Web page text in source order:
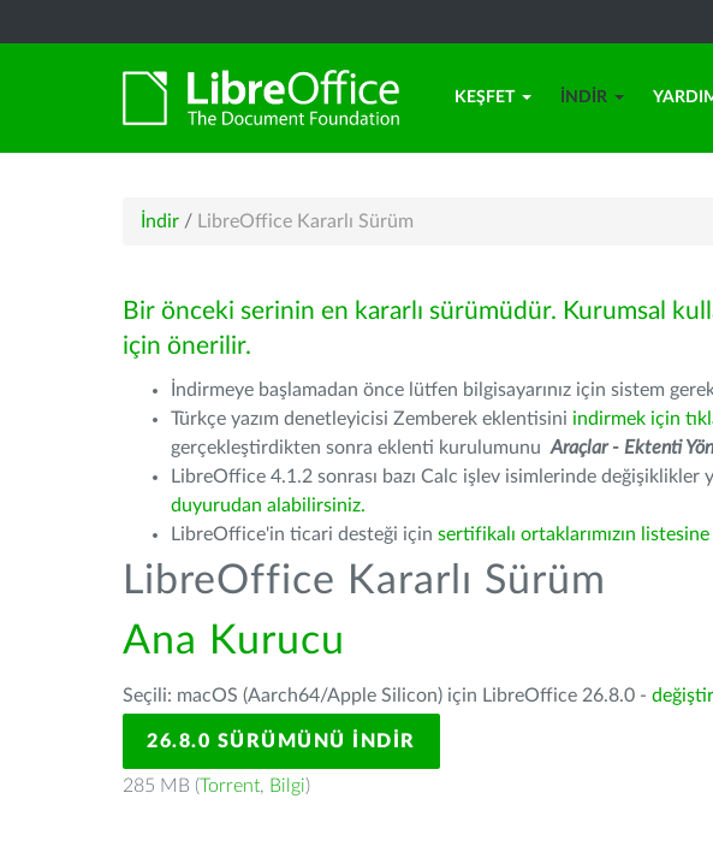
KEŞFET İNDIR
İndir / LibreOffice Kararlı Sürüm
Bir önceki serinin en kararlı sürümüdür. Kurumsal
için önerilir.
İndirmeye başlamadan önce lütfen bilgisayarınız için sistem
Türkçe yazım denetleyicisi Zemberek eklentisini indirmek için
gerçekleştirdikten sonra eklenti kurulumunu Araçlar - Ektenti
LibreOffice 4.1.2 sonrası bazı Calc işlev isimlerinde değişiklikler
duyurudan alabilirsiniz.
LibreOffice'in ticari desteği için sertifikalı ortaklarımızın listesine
LibreOffice Kararlı Sürüm
Ana Kurucu
Seçili: macOS (Aarch64/Apple Silicon) için LibreOffice 26.8.0 -
26.8.0 SÜRÜMÜNÜ İNDIR
285 MB (Torrent, Bilgi)